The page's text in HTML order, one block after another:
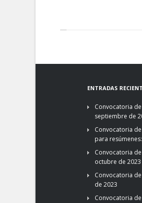
ENTRADAS
Convocatoria
septiembre de
Convocatoria
para
Convocatoria
octubre de 2023
Convocatoria
de 2023
Convocatoria